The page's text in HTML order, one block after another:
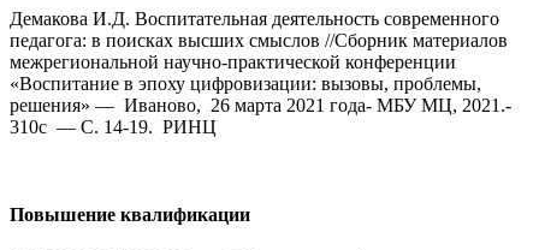
Демакова И.Д. Воспитательная деятельность современного
педагога: в поисках высших смыслов //Сборник материалов
межрегиональной научно-практической конференции
«Воспитание в эпоху цифровизации: вызовы, проблемы,
решения» — Иваново, 26 марта 2021 года- МБУ МЦ, 2021.-
310с — С. 14-19. РИНЦ
Повышение квалификации